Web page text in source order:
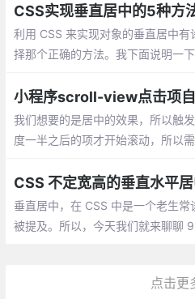
文本水平垂直居中、用line-height代
CSS实现垂直居中的5种方
利用 CSS 来实现对象的垂直居中
择那个正确的方法。我下面说明一
在一些浏览器中无效。
小程序scroll-view点击项
我们想要的是居中的效果，所以触
度一半之后的项才开始滚动，所以
正数，就可以证明上面的条件，触
CSS 不定宽高的垂直水平
垂直居中，在 CSS 中是一个老生
被提及。所以，今天我们就来聊聊
点击更